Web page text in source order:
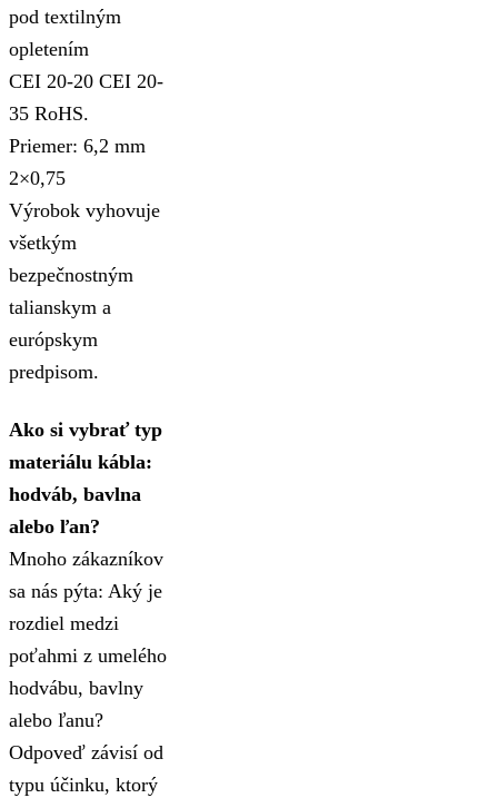
pod textilným
opletením
CEI 20-20 CEI 20-
35 RoHS.
Priemer: 6,2 mm
2×0,75
Výrobok vyhovuje
všetkým
bezpečnostným
talianskym a
európskym
predpisom.
Ako si vybrať typ
materiálu kábla:
hodváb, bavlna
alebo ľan?
Mnoho zákazníkov
sa nás pýta: Aký je
rozdiel medzi
poťahmi z umelého
hodvábu, bavlny
alebo ľanu?
Odpoveď závisí od
typu účinku, ktorý